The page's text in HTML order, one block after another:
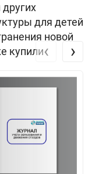
для детей
новой
купили‹ ›